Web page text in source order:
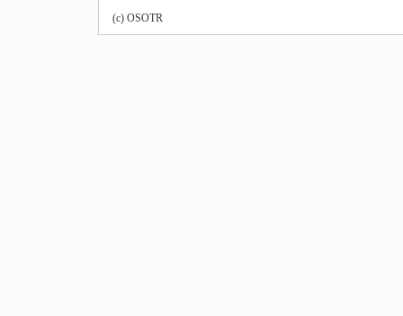
(c) OSOTR